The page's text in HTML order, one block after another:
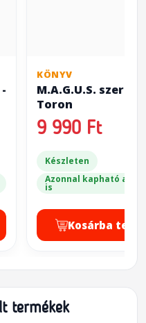
KÖNYV
M.A.G.U.S.
Toron
9 990 Ft
Készleten
Azonnal kapható a
is
Kosárba
termékek